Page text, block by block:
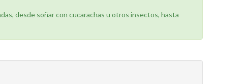
desde soñar con cucarachas u otros insectos, hasta